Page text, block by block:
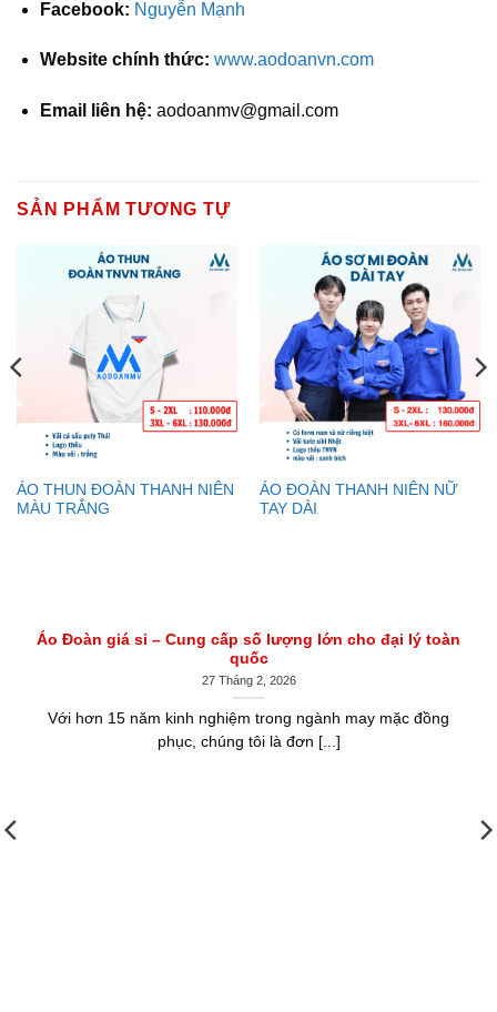
Facebook: Nguyễn Mạnh
Website chính thức: www.aodoanvn.com
Email liên hệ: aodoanmv@gmail.com
SẢN PHẨM TƯƠNG TỰ
ÁO THUN ĐOÀN THANH NIÊN
MÀU TRẮNG
ÁO ĐOÀN THANH NIÊN NỮ
TAY DÀI
Áo Đoàn giá sỉ – Cung cấp số lượng lớn cho đại lý toàn
quốc
27 Tháng 2, 2026
Với hơn 15 năm kinh nghiệm trong ngành may mặc đồng
phục, chúng tôi là đơn [...]